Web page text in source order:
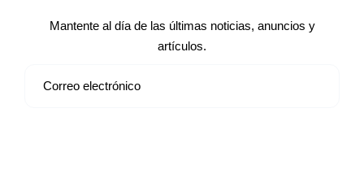
Mantente al día de las últimas noticias, anuncios y
artículos.